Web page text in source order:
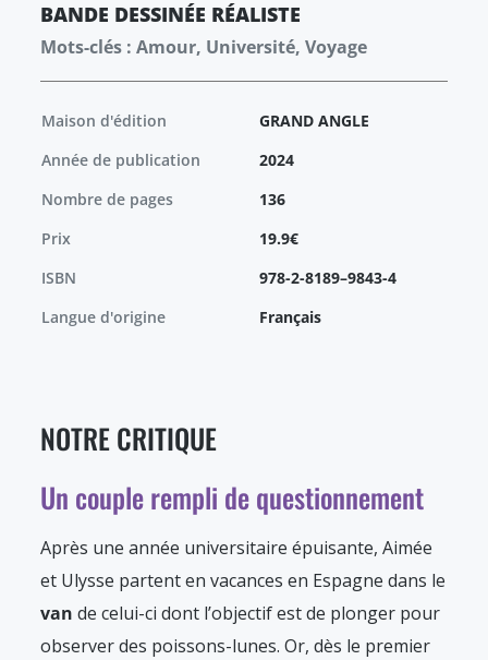
BANDE DESSINÉE RÉALISTE
Mots-clés : Amour, Université, Voyage
Maison d'édition
GRAND ANGLE
Année de publication
2024
Nombre de pages
136
Prix
19.9€
ISBN
978-2-8189–9843-4
Langue d'origine
Français
NOTRE CRITIQUE
Un couple rempli de questionnement
Après une année universitaire épuisante, Aimée
et Ulysse partent en vacances en Espagne dans le
van de celui-ci dont l’objectif est de plonger pour
observer des poissons-lunes. Or, dès le premier